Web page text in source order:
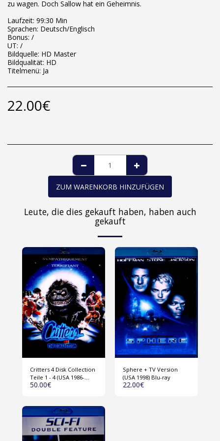
zu wagen. Doch Sallow hat ein Geheimnis.
Laufzeit: 99:30 Min
Sprachen: Deutsch/Englisch
Bonus: /
UT: /
Bildquelle: HD Master
Bildqualität: HD
Titelmenü: Ja
22.00€
ZUM WARENKORB HINZUFÜGEN
Leute, die dies gekauft haben, haben auch
gekauft
Critters 4 Disk Collection
Teile 1 - 4 (USA 1986-
1992) Blu-ray
50.00€
Sphere + TV Version
(USA 1998) Blu-ray
22.00€